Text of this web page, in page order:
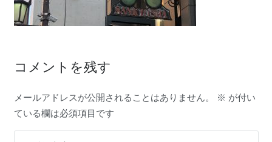
コメントを残す
メールアドレスが公開されることはありません。 ※ が付い
ている欄は必須項目です